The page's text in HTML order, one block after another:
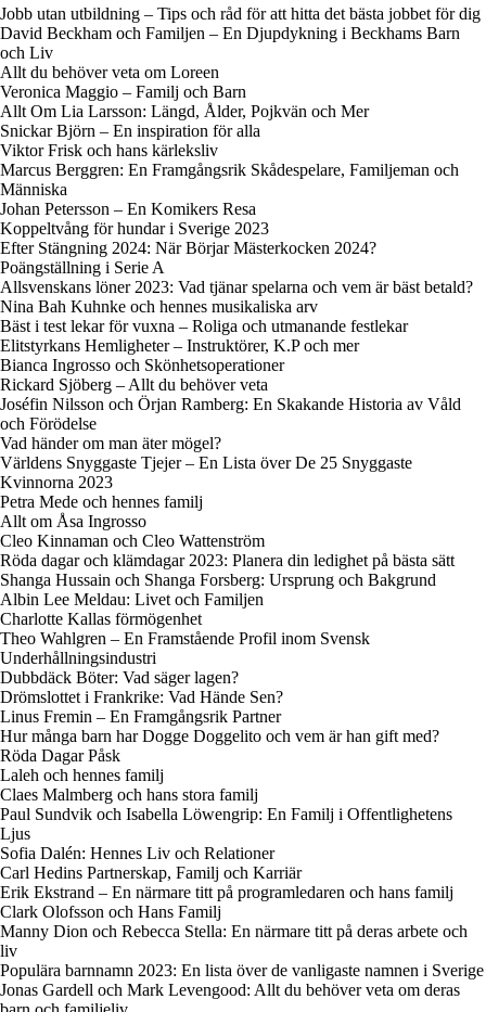
Jobb utan utbildning – Tips och råd för att hitta det bästa jobbet för dig
David Beckham och Familjen – En Djupdykning i Beckhams Barn
och Liv
Allt du behöver veta om Loreen
Veronica Maggio – Familj och Barn
Allt Om Lia Larsson: Längd, Ålder, Pojkvän och Mer
Snickar Björn – En inspiration för alla
Viktor Frisk och hans kärleksliv
Marcus Berggren: En Framgångsrik Skådespelare, Familjeman och
Människa
Johan Petersson – En Komikers Resa
Koppeltvång för hundar i Sverige 2023
Efter Stängning 2024: När Börjar Mästerkocken 2024?
Poängställning i Serie A
Allsvenskans löner 2023: Vad tjänar spelarna och vem är bäst betald?
Nina Bah Kuhnke och hennes musikaliska arv
Bäst i test lekar för vuxna – Roliga och utmanande festlekar
Elitstyrkans Hemligheter – Instruktörer, K.P och mer
Bianca Ingrosso och Skönhetsoperationer
Rickard Sjöberg – Allt du behöver veta
Joséfin Nilsson och Örjan Ramberg: En Skakande Historia av Våld
och Förödelse
Vad händer om man äter mögel?
Världens Snyggaste Tjejer – En Lista över De 25 Snyggaste
Kvinnorna 2023
Petra Mede och hennes familj
Allt om Åsa Ingrosso
Cleo Kinnaman och Cleo Wattenström
Röda dagar och klämdagar 2023: Planera din ledighet på bästa sätt
Shanga Hussain och Shanga Forsberg: Ursprung och Bakgrund
Albin Lee Meldau: Livet och Familjen
Charlotte Kallas förmögenhet
Theo Wahlgren – En Framstående Profil inom Svensk
Underhållningsindustri
Dubbdäck Böter: Vad säger lagen?
Drömslottet i Frankrike: Vad Hände Sen?
Linus Fremin – En Framgångsrik Partner
Hur många barn har Dogge Doggelito och vem är han gift med?
Röda Dagar Påsk
Laleh och hennes familj
Claes Malmberg och hans stora familj
Paul Sundvik och Isabella Löwengrip: En Familj i Offentlighetens
Ljus
Sofia Dalén: Hennes Liv och Relationer
Carl Hedins Partnerskap, Familj och Karriär
Erik Ekstrand – En närmare titt på programledaren och hans familj
Clark Olofsson och Hans Familj
Manny Dion och Rebecca Stella: En närmare titt på deras arbete och
liv
Populära barnnamn 2023: En lista över de vanligaste namnen i Sverige
Jonas Gardell och Mark Levengood: Allt du behöver veta om deras